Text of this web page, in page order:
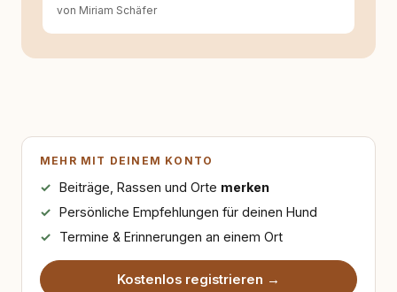
von Miriam Schäfer
MEHR MIT DEINEM KONTO
Beiträge, Rassen und Orte merken
Persönliche Empfehlungen für deinen Hund
Termine & Erinnerungen an einem Ort
Kostenlos registrieren →